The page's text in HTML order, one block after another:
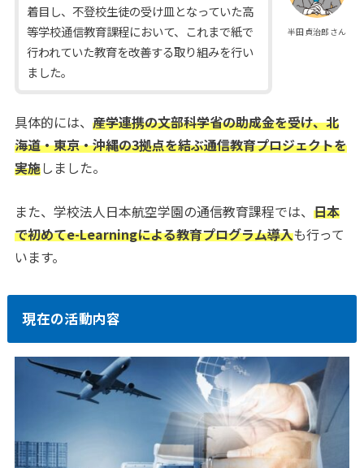
半田貞治郎さん
着目し、不登校生徒の受け皿となっていた高
等学校通信教育課程において、これまで紙で
行われていた教育を改善する取り組みを行い
ました。
具体的には、 産学連携の文部科学省の助成金を受け、北
海道・東京・沖縄の3拠点を結ぶ通信教育プロジェクトを
実施しました。
また、学校法人日本航空学園の通信教育課程では、 日本
で初めてe-Learningによる教育プログラム導入も行って
います。
現在の活動内容